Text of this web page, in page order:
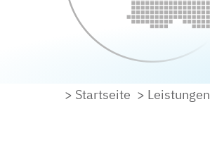
> Startseite > Leistungen